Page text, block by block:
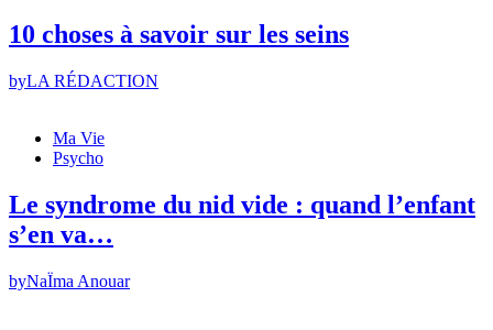
10 choses à savoir sur les seins
byLA RÉDACTION
Ma Vie
Psycho
Le syndrome du nid vide : quand l’enfant
s’en va…
byNaÏma Anouar